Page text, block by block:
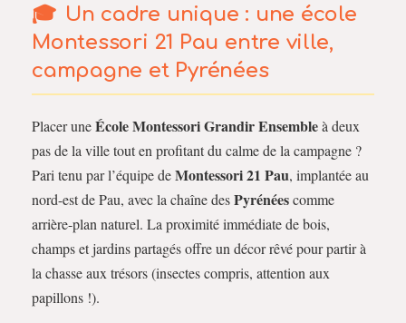
Un cadre unique : une école
Montessori 21 Pau entre ville,
campagne et Pyrénées
Placer uneÉcole Montessori Grandir Ensembleà deux
pas de la ville tout en profitant du calme de la campagne ?
Pari tenu par l’équipe deMontessori 21 Pau, implantée au
nord-est de Pau, avec la chaîne desPyrénéescomme
arrière-plan naturel. La proximité immédiate de bois,
champs et jardins partagés offre un décor rêvé pour partir à
la chasse aux trésors (insectes compris, attention aux
papillons !).